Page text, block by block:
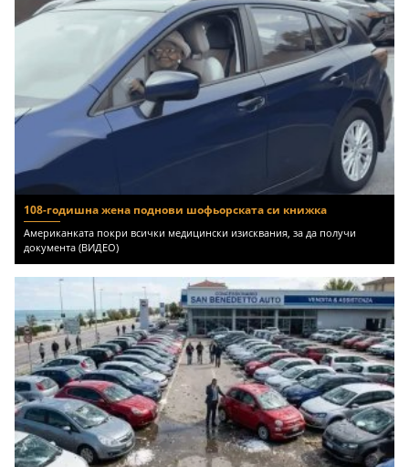
108-годишна жена поднови шофьорската си книжка
Американката покри всички медицински изисквания, за да получи
документа (ВИДЕО)